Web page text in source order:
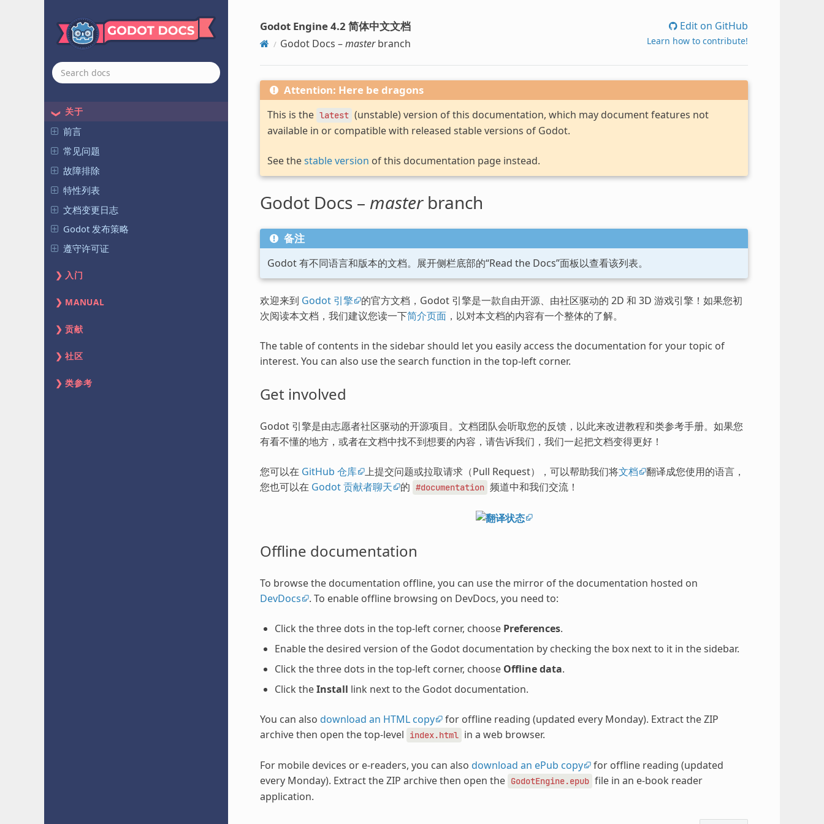
关于
前言
常见问题
故障排除
特性列表
文档变更日志
Godot 发布策略
遵守许可证
入门
MANUAL
贡献
社区
类参考
Godot Engine 4.2 简体中文文档
Godot Docs –masterbranch
Edit on GitHub
Learn how to contribute!
Attention: Here be dragons
This is the latest (unstable) version of this documentation, which may document features not
available in or compatible with released stable versions of Godot.
See thestable version of this documentation page instead.
Godot Docs – masterbranch
备注
Godot 有不同语言和版本的文档。展开侧栏底部的“Read the Docs”面板以查看该列表。
欢迎来到 Godot 引擎 的官方文档，Godot 引擎是一款自由开源、由社区驱动的 2D 和 3D 游戏引擎！如果您初
次阅读本文档，我们建议您读一下简介页面，以对本文档的内容有一个整体的了解。
The table of contents in the sidebar should let you easily access the documentation for your topic of
interest. You can also use the search function in the top-left corner.
Get involved
Godot 引擎是由志愿者社区驱动的开源项目。文档团队会听取您的反馈，以此来改进教程和类参考手册。如果您
有看不懂的地方，或者在文档中找不到想要的内容，请告诉我们，我们一起把文档变得更好！
您可以在 GitHub 仓库 上提交问题或拉取请求（Pull Request），可以帮助我们将文档
翻译成您使用的语言，
您也可以在 Godot 贡献者聊天 的 #documentation 频道中和我们交流！
Offline documentation
To browse the documentation offline, you can use the mirror of the documentation hosted on
DevDocs
. To enable offline browsing on DevDocs, you need to:
Click the three dots in the top-left corner, choose Preferences.
Enable the desired version of the Godot documentation by checking the box next to it in the sidebar.
Click the three dots in the top-left corner, choose Offline data.
Click theInstall link next to the Godot documentation.
You can also download an HTML copy for offline reading (updated every Monday). Extract the ZIP
archive then open the top-level
index.html in a web browser.
For mobile devices or e-readers, you can also download an ePub copy for offline reading (updated
every Monday). Extract the ZIP archive then open the GodotEngine.epub file in an e-book reader
application.